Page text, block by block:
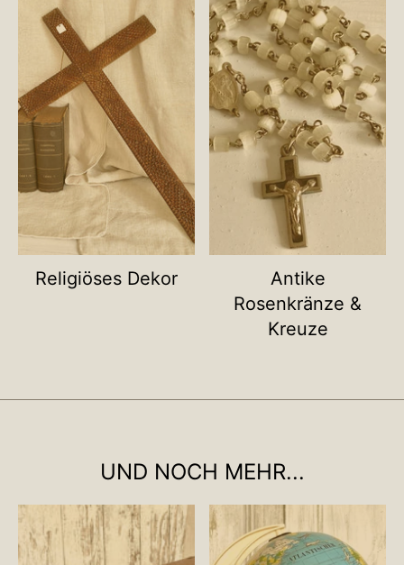
Religiöses Dekor
Antike
Rosenkränze &
Kreuze
UND NOCH MEHR...
Name deiner Kategorie